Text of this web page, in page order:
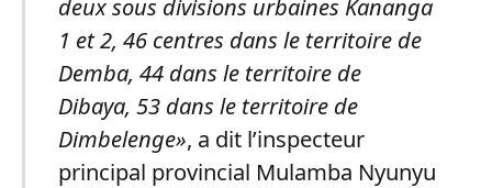
deux sous divisions urbaines Kananga
1 et 2, 46 centres dans le territoire de
Demba, 44 dans le territoire de
Dibaya, 53 dans le territoire de
Dimbelenge», a dit l’inspecteur
principal provincial Mulamba Nyunyu